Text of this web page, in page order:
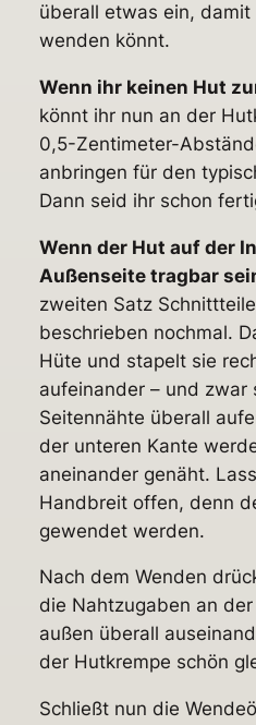
überall etwas ein,
wenden könnt.
Wenn ihr keinen Hut
könnt ihr nun an der
0,5-Zentimeter-
anbringen für den
Dann seid ihr schon
Wenn der Hut auf der
Außenseite tragbar
zweiten Satz
beschrieben nochmal.
Hüte und stapelt sie
aufeinander – und zwar
Seitennähte überall
der unteren Kante
aneinander genäht.
Handbreit offen, denn
gewendet werden.
Nach dem Wenden
die Nahtzugaben an
außen überall
der Hutkrempe schön
Schließt nun die